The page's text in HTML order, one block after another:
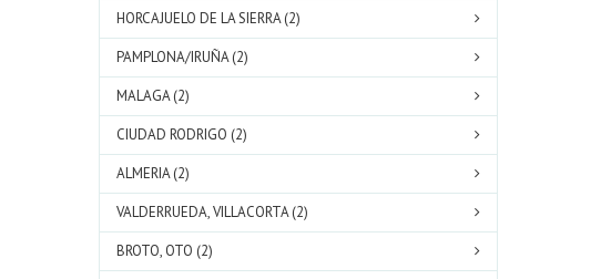
HORCAJUELO DE LA SIERRA (2)
PAMPLONA/IRUÑA (2)
MALAGA (2)
CIUDAD RODRIGO (2)
ALMERIA (2)
VALDERRUEDA, VILLACORTA (2)
BROTO, OTO (2)